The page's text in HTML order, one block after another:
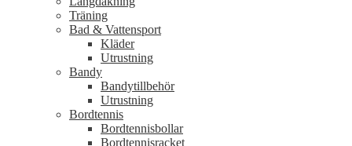
Träning
Bad & Vattensport
Kläder
Utrustning
Bandy
Bandytillbehör
Utrustning
Bordtennis
Bordtennisbollar
Bordtennisracket